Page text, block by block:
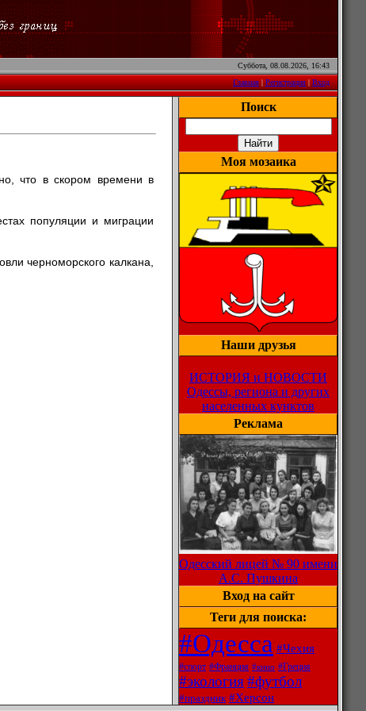
Суббота, 08.08.2026, 16:43
Главная|Регистрация|Вход
что в скором времени в
популяции и миграции
черноморского калкана,
Поиск
Моя мозаика
Наши друзья
ИСТОРИЯ и НОВОСТИ
Одессы, региона и других
населенных кунктов
Реклама
Одесский лицей № 90 имени
А.С. Пушкина
Вход на сайт
Теги для поиска:
#Одесса #Чехия
#спорт #Франция #кино #Греция
#экология#футбол
#праздник #Херсон